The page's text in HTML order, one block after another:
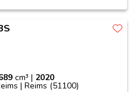
cm³ | 2020
| Reims (51100)